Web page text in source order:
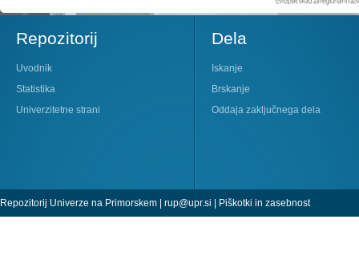
Repozitorij
Uvodnik
Statistika
Univerzitetne strani
Dela
Iskanje
Brskanje
Oddaja zaključnega dela
Repozitorij Univerze na Primorskem | rup@upr.si | Piškotki in zasebnost